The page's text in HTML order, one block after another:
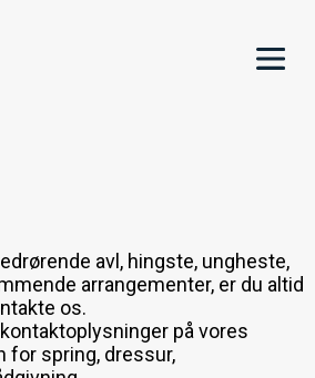
avl, hingste, ungheste,
arrangementer, er du altid
os.
på vores
for spring, dressur,